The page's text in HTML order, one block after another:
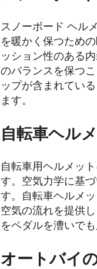
スノーボード ヘル
を暖かく保つため
ッション性のある
のバランスを保つ
ップが含まれてい
ます。
自転車ヘル
自転車用ヘルメッ
す。空気力学に基
す。自転車ヘルメ
空気の流れを提供
をペダルを漕いで
オートバイ